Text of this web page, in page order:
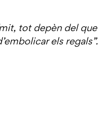
tot depèn del que
els regals”.